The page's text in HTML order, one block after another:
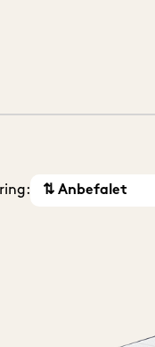
⇅ Anbefalet